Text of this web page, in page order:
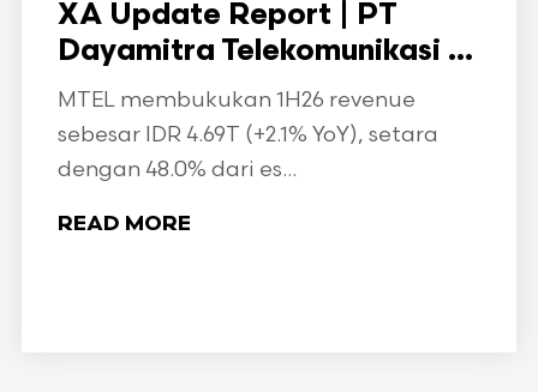
XA Update Report | PT
Dayamitra Telekomunikasi ...
MTEL membukukan 1H26 revenue
sebesar IDR 4.69T (+2.1% YoY), setara
dengan 48.0% dari es...
READ MORE